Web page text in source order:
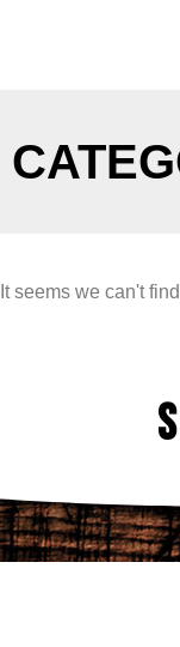
It seems we can't